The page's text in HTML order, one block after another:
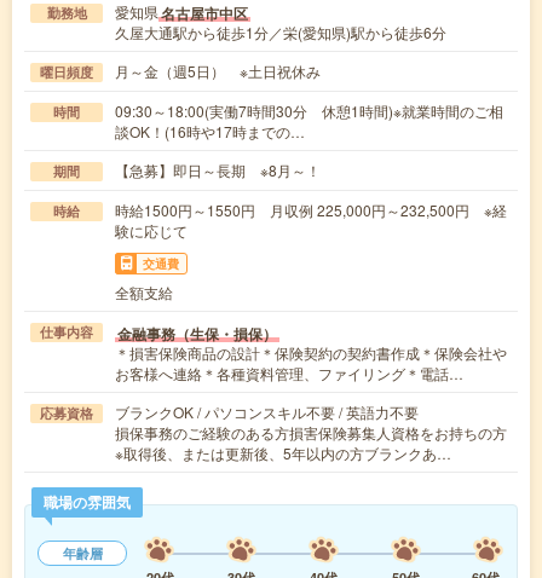
勤務地 愛知県名古屋市中区
久屋大通駅から徒歩1分／栄(愛知県)駅から徒歩6分
曜日頻度 月～金（週5日） ※土日祝休み
時間
09:30～18:00(実働7時間30分 休憩1時間)※就業時間のご相
談OK！(16時や17時までの…
期間 【急募】即日～長期 ※8月～！
時給
時給1500円～1550円 月収例 225,000円～232,500円 ※経
験に応じて
交通費
全額支給
仕事内容 金融事務（生保・損保）
＊損害保険商品の設計＊保険契約の契約書作成＊保険会社や
お客様へ連絡＊各種資料管理、ファイリング＊電話…
応募資格
ブランクOK / パソコンスキル不要 / 英語力不要
損保事務のご経験のある方損害保険募集人資格をお持ちの方
※取得後、または更新後、5年以内の方ブランクあ…
職場の雰囲気
年齢層